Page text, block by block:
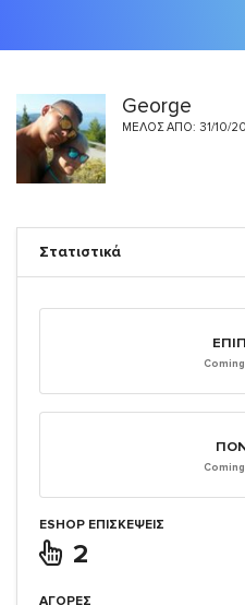
George
ΜΈΛΟΣ ΑΠΌ: 31/10/
Στατιστικά
ESHOP ΕΠΙΣΚΈΨΕΙΣ
2
ΑΓΟΡΈΣ